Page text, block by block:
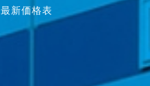
最新価格表